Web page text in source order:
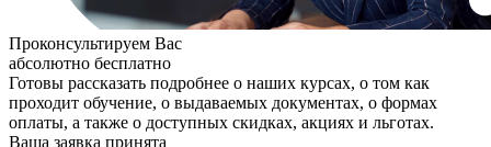
Проконсультируем Вас
абсолютно бесплатно
Готовы рассказать подробнее о наших курсах, о том как
проходит обучение, о выдаваемых документах, о формах
оплаты, а также о доступных скидках, акциях и льготах.
Ваша заявка принята